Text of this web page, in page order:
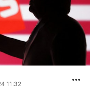
11:32